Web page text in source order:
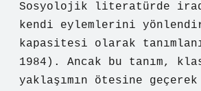
Sosyolojik literatürde
kendi eylemlerini
kapasitesi olarak
1984). Ancak bu tanım,
yaklaşımın ötesine